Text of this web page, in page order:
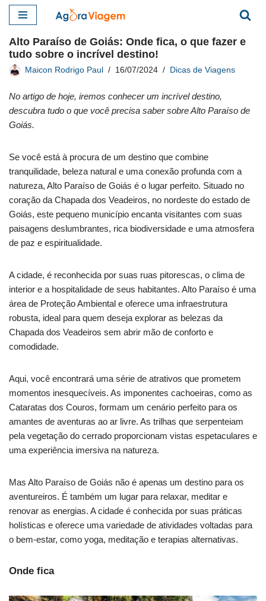
para
o
conteúdo
Alto Paraíso de Goiás: Onde fica, o que fazer e
tudo sobre o incrível destino!
Maicon Rodrigo Paul 16/07/2024 Dicas de Viagens
No artigo de hoje, iremos conhecer um incrível destino,
descubra tudo o que você precisa saber sobre Alto Paraíso de
Goiás.
Se você está à procura de um destino que combine
tranquilidade, beleza natural e uma conexão profunda com a
natureza, Alto Paraíso de Goiás é o lugar perfeito. Situado no
coração da Chapada dos Veadeiros, no nordeste do estado de
Goiás, este pequeno município encanta visitantes com suas
paisagens deslumbrantes, rica biodiversidade e uma atmosfera
de paz e espiritualidade.
A cidade, é reconhecida por suas ruas pitorescas, o clima de
interior e a hospitalidade de seus habitantes. Alto Paraíso é uma
área de Proteção Ambiental e oferece uma infraestrutura
robusta, ideal para quem deseja explorar as belezas da
Chapada dos Veadeiros sem abrir mão de conforto e
comodidade.
Aqui, você encontrará uma série de atrativos que prometem
momentos inesquecíveis. As imponentes cachoeiras, como as
Cataratas dos Couros, formam um cenário perfeito para os
amantes de aventuras ao ar livre. As trilhas que serpenteiam
pela vegetação do cerrado proporcionam vistas espetaculares e
uma experiência imersiva na natureza.
Mas Alto Paraíso de Goiás não é apenas um destino para os
aventureiros. É também um lugar para relaxar, meditar e
renovar as energias. A cidade é conhecida por suas práticas
holísticas e oferece uma variedade de atividades voltadas para
o bem-estar, como yoga, meditação e terapias alternativas.
Onde fica